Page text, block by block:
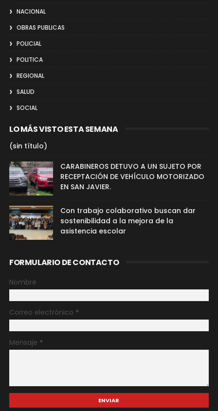
NACIONAL
OBRAS PUBLICAS
POLICIAL
POLITICA
REGIONAL
SALUD
SOCIAL
LO MÁS VISTO ESTA SEMANA
(sin título)
CARABINEROS DETUVO A UN SUJETO POR
RECEPTACIÓN DE VEHÍCULO MOTORIZADO
EN SAN JAVIER.
Con trabajo colaborativo buscan dar
sostenibilidad a la mejora de la
asistencia escolar
FORMULARIO DE CONTACTO
Nombre
Correo electrónico *
Mensaje *